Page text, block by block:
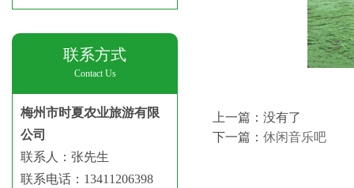
联系方式
Contact Us
梅州市时夏农业旅游有限
公司
联系人： 张先生
联系电话： 13411206398
上一篇：没有了
下一篇： 休闲音乐吧